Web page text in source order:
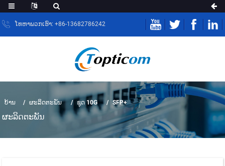
ໂທຫາພວກເຮົາ: +86-13682786242
ບ້ານ ຜະລິດຕະພັນ ຊຸດ 10G SFP+
ຜະ​ລິດ​ຕະ​ພັນ